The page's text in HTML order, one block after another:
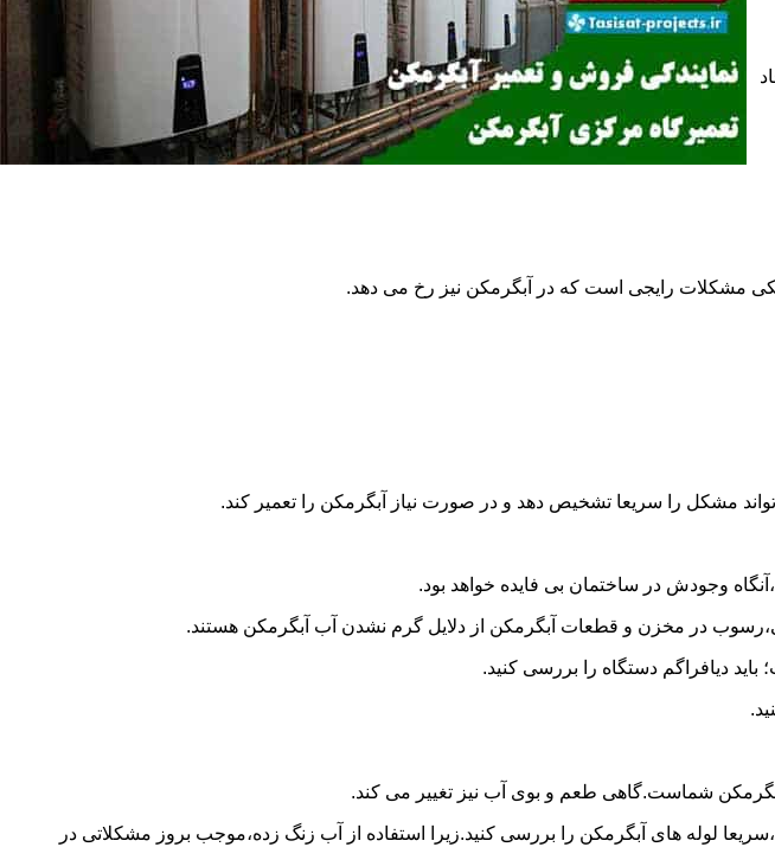
مشکلات رایجی است که در آبگرمکن نیز رخ می دهد.
مشکل را سریعا تشخیص دهد و در صورت نیاز آبگرمکن را تعمیر کند.
وجودش در ساختمان بی فایده خواهد بود.
در مخزن و قطعات آبگرمکن از دلایل گرم نشدن آب آبگرمکن هستند.
دیافراگم دستگاه را بررسی کنید.
شماست.گاهی طعم و بوی آب نیز تغییر می کند.
لوله های آبگرمکن را بررسی کنید.زیرا استفاده از آب زنگ زده،موجب بروز مشکلاتی در